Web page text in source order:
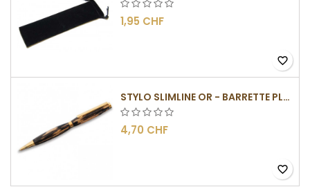
1,95 CHF
favorite_border
STYLO SLIMLINE OR - BARRETTE PLATE
4,70 CHF
favorite_border